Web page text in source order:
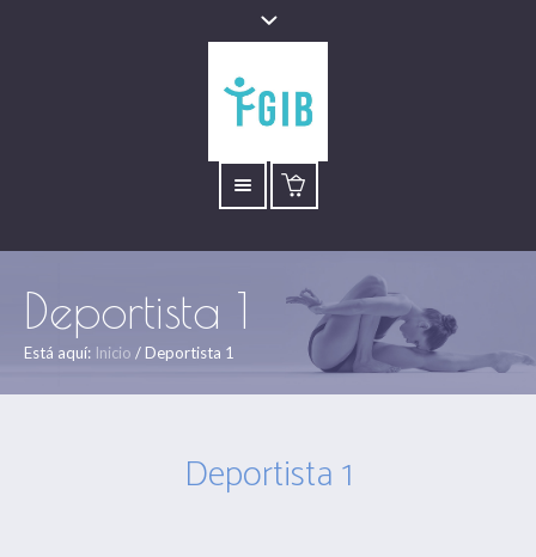
Deportista 1
Está aquí: Inicio / Deportista 1
Deportista 1